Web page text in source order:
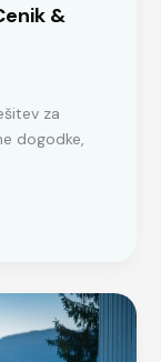
&
za
dogodke,